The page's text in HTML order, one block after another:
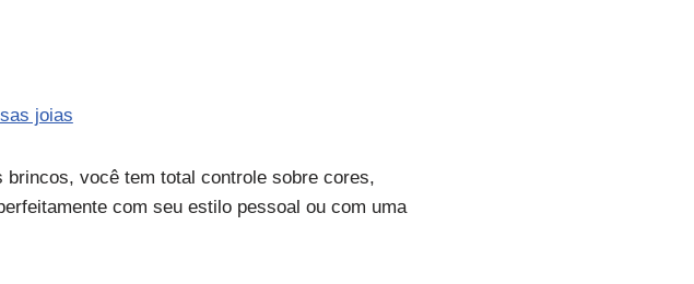
joias
você tem total controle sobre cores,
com seu estilo pessoal ou com uma